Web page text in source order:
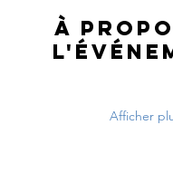
À
Afficher